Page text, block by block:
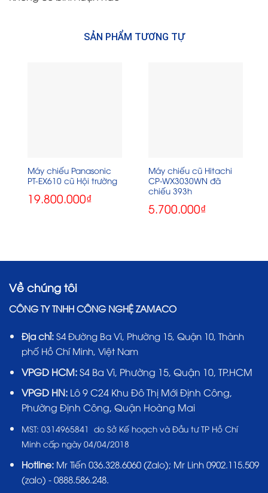
SẢN PHẨM TƯƠNG TỰ
Máy chiếu Panasonic
PT-EX610 cũ Hội trường
19.800.000₫
Máy chiếu cũ Hitachi
CP-WX3030WN đã
chiếu 393h
5.700.000₫
Về chúng tôi
CÔNG TY TNHH CÔNG NGHỆ ZAMACO
Địa chỉ: S4 Đường Ba Vì, Phường 15, Quận 10, Thành
phố Hồ Chí Minh, Việt Nam
VPGD HCM:S4 Ba Vì, Phường 15, Quận 10, TP.HCM
VPGD HN:Lô 9 C24 Khu Đô Thị Mới Định Công,
Phường Định Công, Quận Hoàng Mai
MST: 0314965841 do Sở Kế hoạch và Đầu tư TP Hồ Chí
Minh cấp ngày 04/04/2018
Hotline: Mr Tiến 036.328.6060(Zalo); Mr Linh 0902.115.509
(zalo) - 0888.586.248.